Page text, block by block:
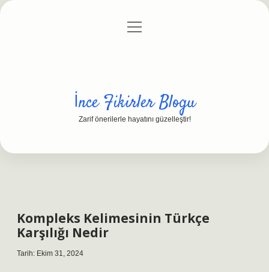
Gizlilik Politikası
menüyü
İnce Fikirler Blogu
Zarif önerilerle hayatını güzelleştir!
Kompleks Kelimesinin Türkçe
Karşılığı Nedir
Tarih: Ekim 31, 2024